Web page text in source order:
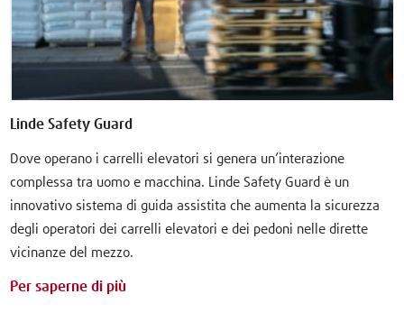
Linde Safety Guard
Dove operano i carrelli elevatori si genera un’interazione
complessa tra uomo e macchina. Linde Safety Guard è un
innovativo sistema di guida assistita che aumenta la sicurezza
degli operatori dei carrelli elevatori e dei pedoni nelle dirette
vicinanze del mezzo.
Per saperne di più